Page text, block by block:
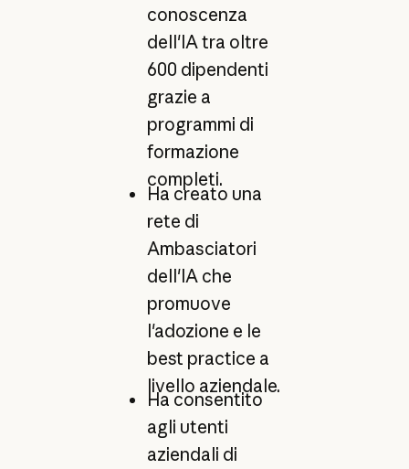
conoscenza
dell'IA tra oltre
600 dipendenti
grazie a
programmi di
formazione
completi.
Ha creato una
rete di
Ambasciatori
dell'IA che
promuove
l'adozione e le
best practice a
livello aziendale.
Ha consentito
agli utenti
aziendali di